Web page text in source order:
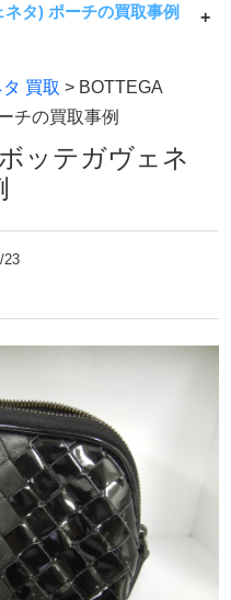
タ) ポーチの買取事例
ネタ) ポーチの買取事例
買取 > BOTTEGA
チの買取事例
ッテガヴェネ
23